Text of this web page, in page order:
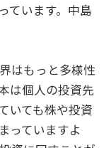
ています。中島
はもっと多様性
は個人の投資先
いても株や投資
っていますよ